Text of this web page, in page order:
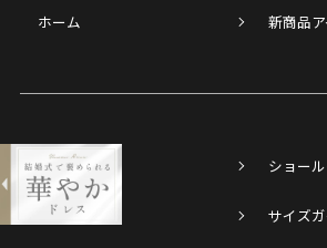
パールビジューイヤリングピアス
¥3,300
ホーム 新商品
特集一覧 ショー
メディア サイズ